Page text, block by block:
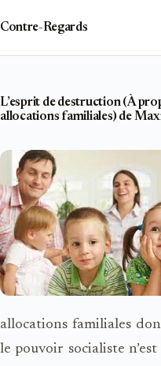
contenu
Contre-Regards
L’esprit de destruction (À
allocations familiales) de
allocations familiales
le pouvoir socialiste